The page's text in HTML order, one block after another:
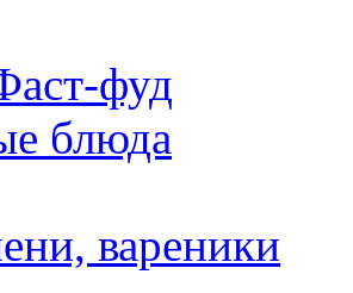
фуд
блюда
вареники